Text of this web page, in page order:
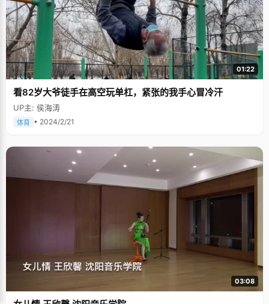
01:22
看82岁大爷徒手在高空玩单杠，紧张的我手心冒冷汗
UP主: 侯海涛
体育 • 2024/2/21
03:08